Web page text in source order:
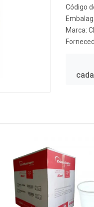
Código
Marca: